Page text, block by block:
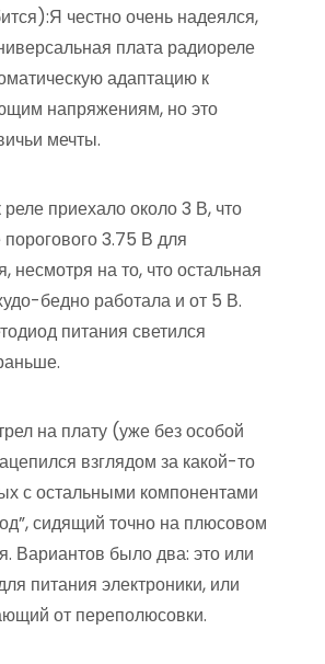
честно очень надеялся,
плата радиореле
адаптацию к
напряжениям, но это
мечты.
реле приехало около 3 В, что
3.75 В для
несмотря на то, что остальная
бедно работала и от 5 В.
питания светился
на плату (уже без особой
взглядом за какой-то
с остальными компонентами
сидящий точно на плюсовом
Вариантов было два: это или
питания электроники, или
от переполюсовки.